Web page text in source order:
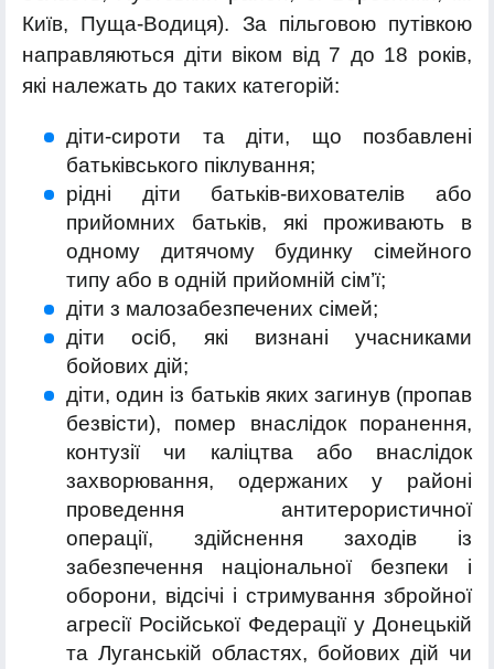
Київ, Пуща-Водиця). За пільговою путівкою
направляються діти віком від 7 до 18 років,
які належать до таких категорій:
діти-сироти та діти, що позбавлені
батьківського піклування;
рідні діти батьків-вихователів або
прийомних батьків, які проживають в
одному дитячому будинку сімейного
типу або в одній прийомній сім’ї;
діти з малозабезпечених сімей;
діти осіб, які визнані учасниками
бойових дій;
діти, один із батьків яких загинув (пропав
безвісти), помер внаслідок поранення,
контузії чи каліцтва або внаслідок
захворювання, одержаних у районі
проведення антитерористичної
операції, здійснення заходів із
забезпечення національної безпеки і
оборони, відсічі і стримування збройної
агресії Російської Федерації у Донецькій
та Луганській областях, бойових дій чи